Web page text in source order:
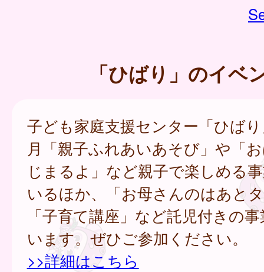
「ひばり」のイベ
子ども家庭支援センター「ひば
月「親子ふれあいあそび」や「
じまるよ」など親子で楽しめる
いるほか、「お母さんのはあと
「子育て講座」など託児付きの
います。ぜひご参加ください。
>>詳細はこちら